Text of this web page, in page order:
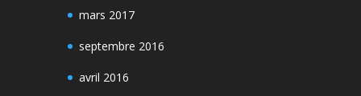
mars 2017
septembre 2016
avril 2016